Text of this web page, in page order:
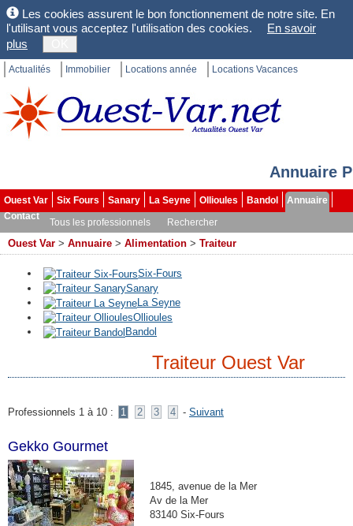
Les cookies assurent le bon fonctionnement de notre site. En
l'utilisant vous acceptez l'utilisation des cookies.
En savoir
plus
Actualités Immobilier Locations année Locations Vacances
Annuaire
Ouest Var Six Fours Sanary La Seyne Ollioules Bandol
Annuaire
Contact
Tous les professionnels Rechercher
Ouest Var > Annuaire > Alimentation > Traiteur
Six-Fours
Sanary
La Seyne
Ollioules
Bandol
Traiteur Ouest Var
Professionnels 1 à 10 : 1 2 3 4 - Suivant
Gekko Gourmet
1845, avenue de la Mer
Av de la Mer
83140 Six-Fours